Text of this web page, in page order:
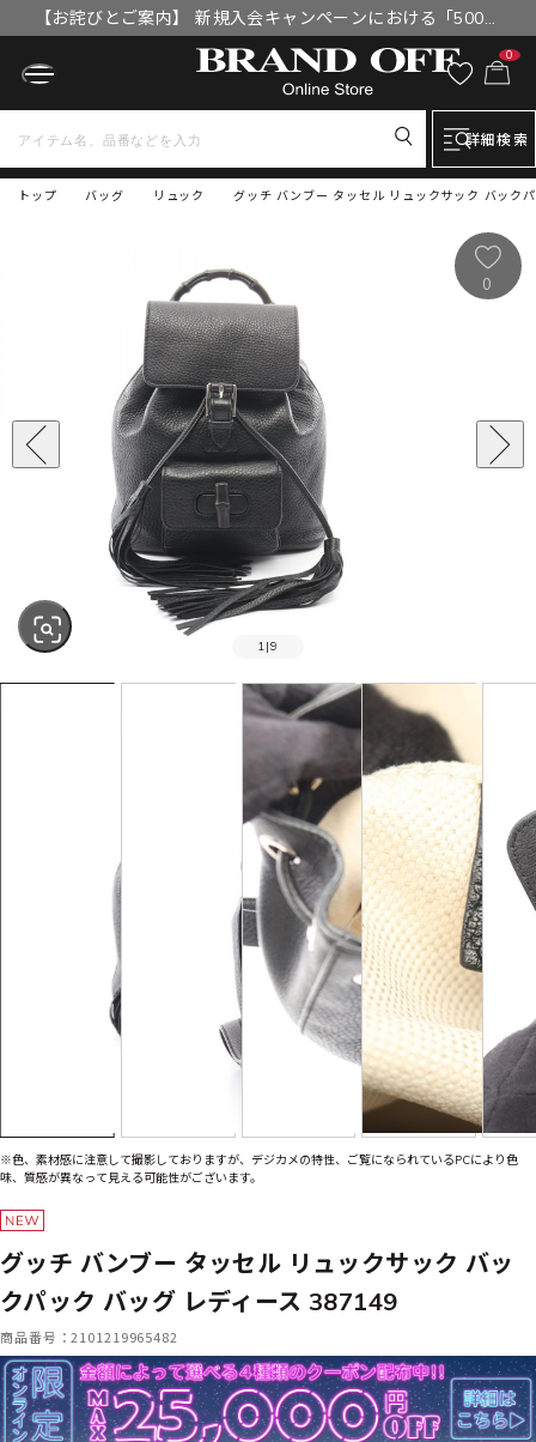
【お詫びとご案内】 新規入会キャンペーンにおける「500円
OFFクーポン」付与漏れと補填について
0
詳細検索
トップ グッチ バンブー タッセル リュックサック バック
バッグ リュック
1 |9
0
※色、素材感に注意して撮影しておりますが、デジカメの特性、ご覧になられているPCにより色
味、質感が異なって見える可能性がございます。
グッチ バンブー タッセル リュックサック バッ
クパック バッグ レディース 387149
商品番号：2101219965482